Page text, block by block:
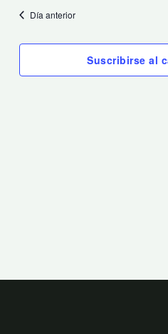
fecha.Día anterior
Suscribirse al